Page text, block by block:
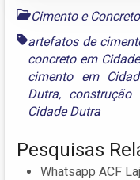
Cimento e
artefatos de
concreto em
cimento em
Dutra, construção
Cidade Dutra
Pesquisas
Whatsapp ACF